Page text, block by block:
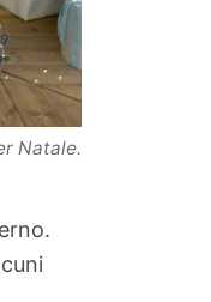
Natale.